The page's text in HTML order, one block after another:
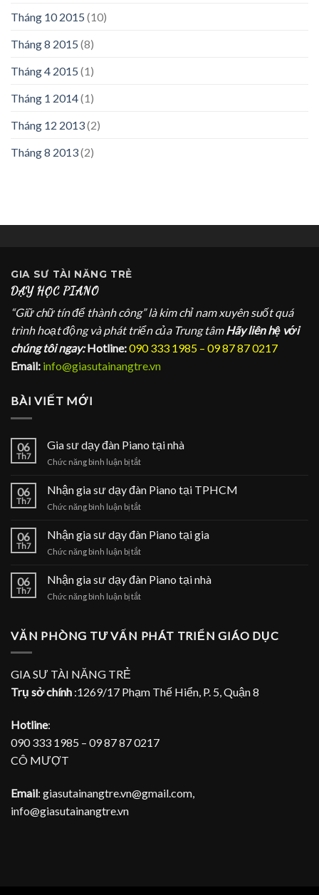
Tháng 10 2015 (10)
Tháng 8 2015 (8)
Tháng 4 2015 (1)
Tháng 1 2014(1)
Tháng 12 2013(2)
Tháng 8 2013(2)
GIA SƯ TÀI NĂNG TRẺ
DẠY HỌC PIANO
“Giữ chữ tín để thành công” là kim chỉ nam xuyên suốt quá
trình hoạt động và phát triển của Trung tâm Hãy liên hệ với
chúng tôi ngay: Hotline:090 333 1985 – 09 87 87 0217
Email: info@giasutainangtre.vn
BÀI VIẾT MỚI
06
Th7
Gia sư dạy đàn Piano tại nhà
Chức năng bình luận bị tắtở
dạy
đàn
tại
06
Th7
Nhận gia sư dạy đàn Piano tại TPHCM
Chức năng bình luận bị tắtở
gia
sư
dạy
Piano
TPHCM
06
Th7
Nhận gia sư dạy đàn Piano tại gia
Chức năng bình luận bị tắtở
gia
sư
dạy
tại
06
Th7
Nhận gia sư dạy đàn Piano tại nhà
Chức năng bình luận bị tắtở
sư
nhà
VĂN PHÒNG TƯ VẤN PHÁT TRIỂN GIÁO DỤC
GIA SƯ TÀI NĂNG TRẺ
Trụ sở chính :1269/17 Phạm Thế Hiển, P. 5, Quận 8
Hotline:
090 333 1985 – 09 87 87 0217
CÔ MƯỢT
Email: giasutainangtre.vn@gmail.com,
info@giasutainangtre.vn